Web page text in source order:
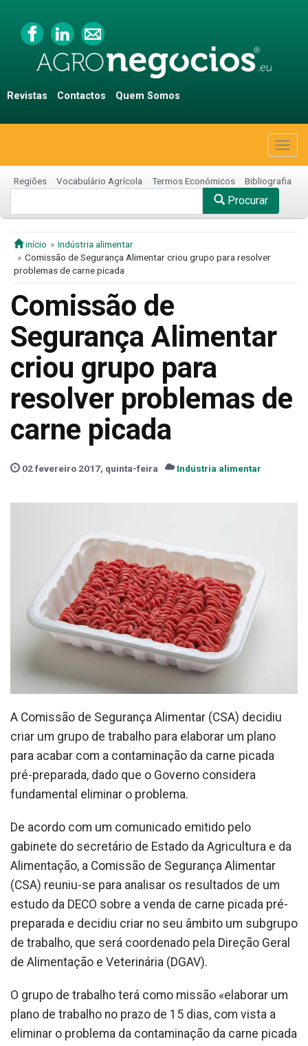
Revistas Contactos Quem Somos
Regiões Vocabulário Agrícola Termos Económicos Bibliografia
Procurar
início
Indústria alimentar
Comissão de Segurança Alimentar criou grupo para resolver
problemas de carne picada
Comissão de
Segurança Alimentar
criou grupo para
resolver problemas de
carne picada
02 fevereiro 2017, quinta-feira Indústria alimentar
A Comissão de Segurança Alimentar (CSA) decidiu
criar um grupo de trabalho para elaborar um plano
para acabar com a contaminação da carne picada
pré-preparada, dado que o Governo considera
fundamental eliminar o problema.
De acordo com um comunicado emitido pelo
gabinete do secretário de Estado da Agricultura e da
Alimentação, a Comissão de Segurança Alimentar
(CSA) reuniu-se para analisar os resultados de um
estudo da DECO sobre a venda de carne picada pré-
preparada e decidiu criar no seu âmbito um subgrupo
de trabalho, que será coordenado pela Direção Geral
de Alimentação e Veterinária (DGAV).
O grupo de trabalho terá como missão «elaborar um
plano de trabalho no prazo de 15 dias, com vista a
eliminar o problema da contaminação da carne picada